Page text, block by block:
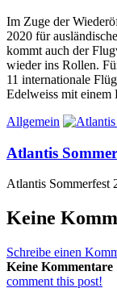
Im Zuge der
2020 für
kommt auch der
wieder ins Rollen.
11 internationale
Edelweiss mit einem
Allgemein
Atlantis
Atlantis Sommerfest
Keine
Schreibe einen
Keine Kommentare
comment this post!